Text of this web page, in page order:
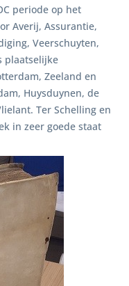
periode op het
Averij, Assurantie,
Veerschuyten,
plaatselijke
Zeeland en
Huysduynen, de
Ter Schelling en
in zeer goede staat